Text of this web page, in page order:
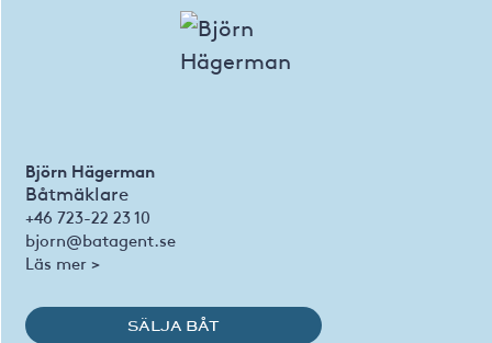
Björn Hägerman
Båtmäklare
+46 723-22 23 10
bjorn@batagent.se
Läs mer >
SÄLJA BÅT